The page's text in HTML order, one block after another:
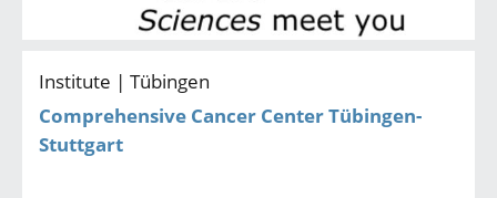
Institute | Tübingen
Comprehensive Cancer Center Tübingen-
Stuttgart